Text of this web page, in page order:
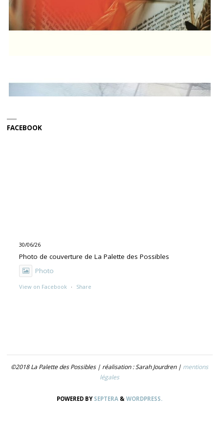
FACEBOOK
30/06/26
Photo de couverture de La Palette des Possibles
Photo
View on Facebook · Share
- 21.07- 5.09 : TROUVER LE NOM
©2018 La Palette des Possibles | réalisation : Sarah Jourdren | mentions
légales
POWERED BYSEPTERA & WORDPRESS.